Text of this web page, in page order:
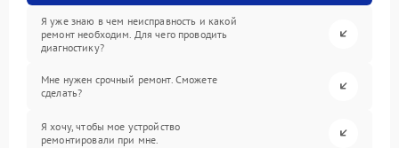
Я уже знаю в чем неисправность и какой
ремонт необходим. Для чего проводить
диагностику?
Мне нужен срочный ремонт. Сможете
сделать?
Я хочу, чтобы мое устройство
ремонтировали при мне.